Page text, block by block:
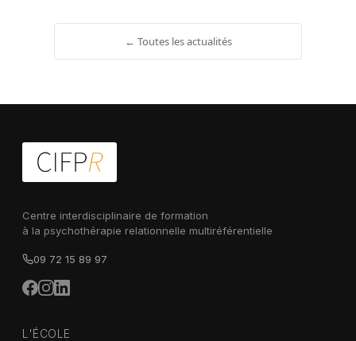
← Toutes les actualités
Centre interdisciplinaire de formation
à la psychothérapie relationnelle multiréférentielle
09 72 15 89 97
L'ÉCOLE